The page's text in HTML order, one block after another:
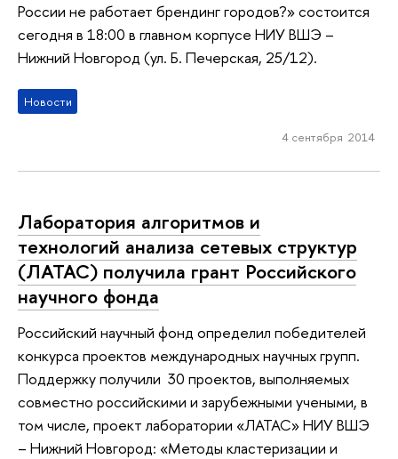
России не работает брендинг городов?» состоится
сегодня в 18:00 в главном корпусе НИУ ВШЭ –
Нижний Новгород (ул. Б. Печерская, 25/12).
Новости
4 сентября 2014
Лаборатория алгоритмов и
технологий анализа сетевых структур
(ЛАТАС) получила грант Российского
научного фонда
Российский научный фонд определил победителей
конкурса проектов международных научных групп.
Поддержку получили 30 проектов, выполняемых
совместно российскими и зарубежными учеными, в
том числе, проект лаборатории «ЛАТАС» НИУ ВШЭ
– Нижний Новгород: «Методы кластеризации и